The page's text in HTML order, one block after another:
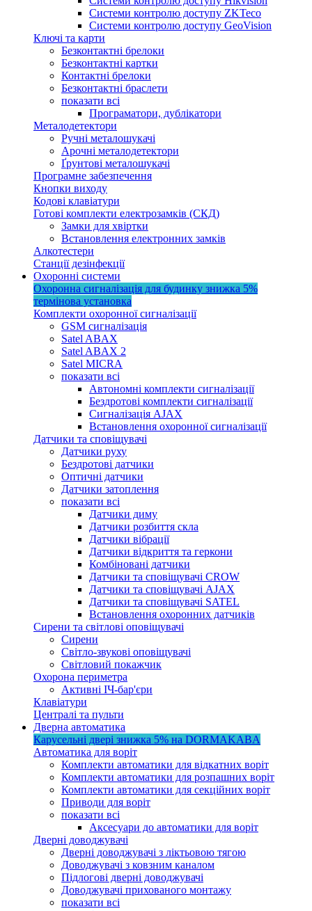
Системи контролю доступу ZKTeco
Системи контролю доступу GeoVision
Ключі та карти
Безконтактні брелоки
Безконтактні картки
Контактні брелоки
Безконтактні браслети
показати всі
Програматори, дублікатори
Металодетектори
Ручні металошукачі
Арочні металодетектори
Ґрунтові металошукачі
Програмне забезпечення
Кнопки виходу
Кодові клавіатури
Готові комплекти електрозамків (СКД)
Замки для хвіртки
Встановлення електронних замків
Алкотестери
Станції дезінфекції
Охоронні системи
Охоронна сигналізація для будинку знижка 5%
термінова установка
Комплекти охоронної сигналізації
GSM сигналізація
Satel ABAX
Satel ABAX 2
Satel MICRA
показати всі
Автономні комплекти сигналізації
Бездротові комплекти сигналізації
Сигналізація AJAX
Встановлення охоронної сигналізації
Датчики та сповіщувачі
Датчики руху
Бездротові датчики
Оптичні датчики
Датчики затоплення
показати всі
Датчики диму
Датчики розбиття скла
Датчики вібрації
Датчики відкриття та геркони
Комбіновані датчики
Датчики та сповіщувачі CROW
Датчики та сповіщувачі AJAX
Датчики та сповіщувачі SATEL
Встановлення охоронних датчиків
Сирени та світлові оповіщувачі
Сирени
Світло-звукові оповіщувачі
Світловий покажчик
Охорона периметра
Активні ІЧ-бар'єри
Клавіатури
Централі та пульти
Дверна автоматика
Карусельні двері знижка 5% на DORMAKABA
Автоматика для воріт
Комплекти автоматики для відкатних воріт
Комплекти автоматики для розпашних воріт
Комплекти автоматики для секційних воріт
Приводи для воріт
показати всі
Аксесуари до автоматики для воріт
Дверні доводжувачі
Дверні доводжувачі з ліктьовою тягою
Доводжувачі з ковзним каналом
Підлогові дверні доводжувачі
Доводжувачі прихованого монтажу
показати всі